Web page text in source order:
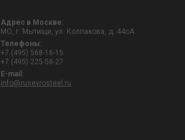
Адрес в Москве:
МО, г. Мытищи, ул. Колпакова, д. 44сА
Телефоны:
+7 (495) 568-16-15
+7 (495) 225-58-27
E-mail:
info@rusevrosteel.ru